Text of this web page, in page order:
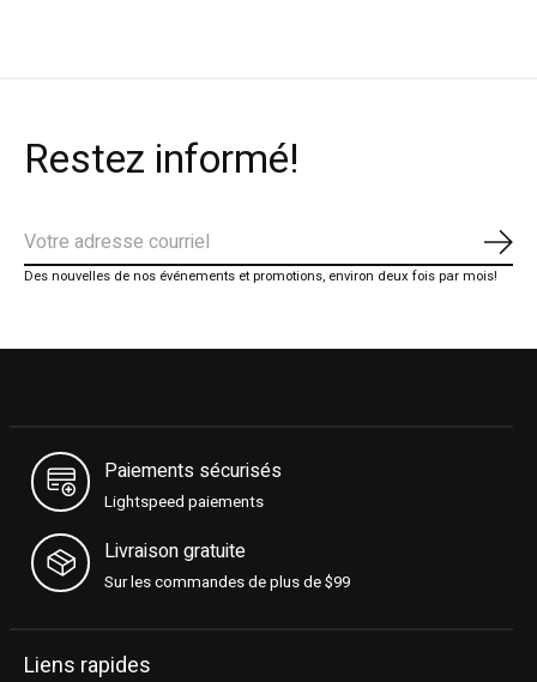
Restez informé!
Des nouvelles de nos événements et promotions, environ deux fois par mois!
Paiements sécurisés
Lightspeed paiements
Livraison gratuite
Sur les commandes de plus de $99
Liens rapides